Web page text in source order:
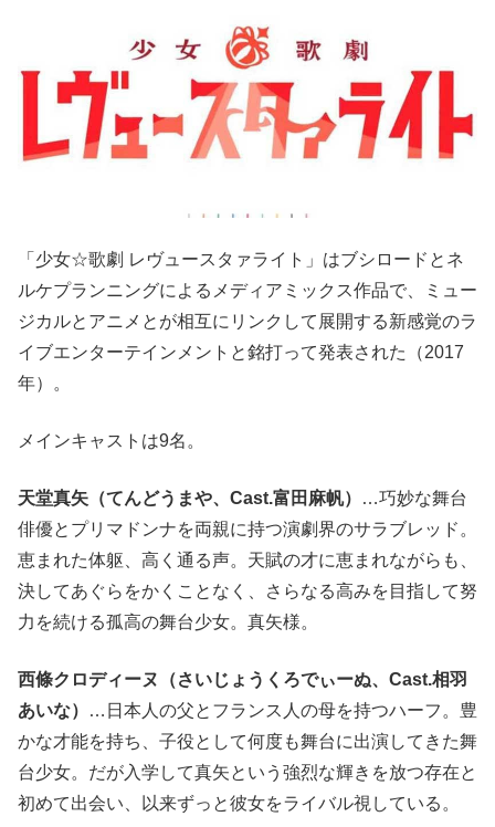
「少女☆歌劇 レヴュースタァライト」はブシロードとネ
ルケプランニングによるメディアミックス作品で、ミュー
ジカルとアニメとが相互にリンクして展開する新感覚のラ
イブエンターテインメントと銘打って発表された（2017
年）。
メインキャストは9名。
天堂真矢（てんどうまや、Cast.富田麻帆）
…巧妙な舞台
俳優とプリマドンナを両親に持つ演劇界のサラブレッド。
恵まれた体躯、高く通る声。天賦の才に恵まれながらも、
決してあぐらをかくことなく、さらなる高みを目指して努
力を続ける孤高の舞台少女。真矢様。
西條クロディーヌ（さいじょうくろでぃーぬ、Cast.相羽
あいな）
…日本人の父とフランス人の母を持つハーフ。豊
かな才能を持ち、子役として何度も舞台に出演してきた舞
台少女。だが入学して真矢という強烈な輝きを放つ存在と
初めて出会い、以来ずっと彼女をライバル視している。